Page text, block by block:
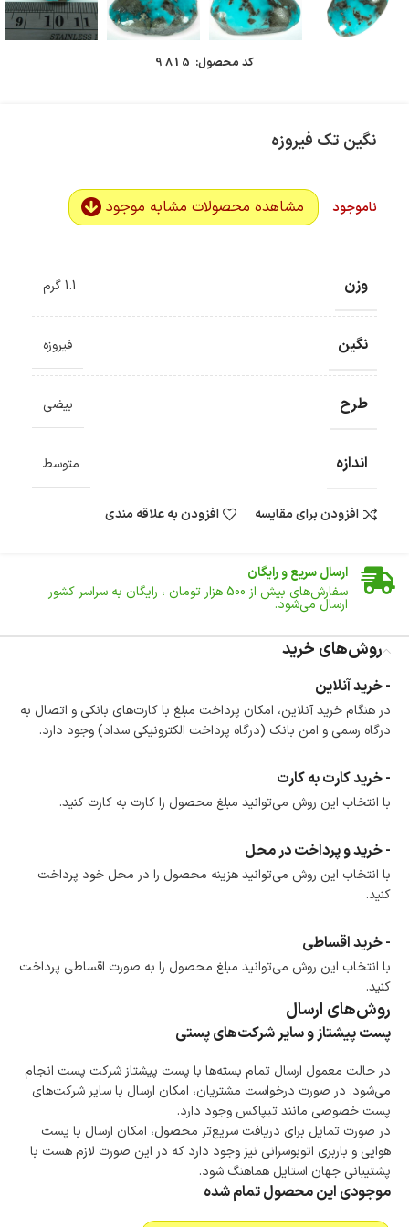
کد محصول: 9815
نگین تک فیروزه
ناموجود مشاهده محصولات مشابه موجود
وزن 1.1 گرم
نگین فیروزه
طرح بیضی
اندازه متوسط
افزودن برای مقایسه افزودن به علاقه مندی
ضمانت اصالت کالا
ارسال سریع و رایگان
سفارش‌های بیش از 500 هزار تومان ، رایگان به سراسر کشور
ارسال می‌شود.
تا 14 روز پس از تحویل کالا می‌توانید آن را برگشت دهید.
امکان پرداخت در محل
در هنگام خرید محصول، امکان انتخاب پرداخت در محل
وجود دارد.
امکان پرداخت اقساطی
است.
ضمانت اصالت کالا
گارانتی معتبر برای تمامی محصولات ارائه می‌شود.
روش‌های خرید
- خرید آنلاین
در هنگام خرید آنلاین، امکان پرداخت مبلغ با کارت‌های بانکی و اتصال به
درگاه رسمی و امن بانک (درگاه پرداخت الکترونیکی سداد) وجود دارد.
- خرید کارت به کارت
با انتخاب این روش می‌توانید مبلغ محصول را کارت به کارت کنید.
- خرید و پرداخت در محل
با انتخاب این روش می‌توانید هزینه محصول را در محل خود پرداخت
کنید.
- خرید اقساطی
با انتخاب این روش می‌توانید مبلغ محصول را به صورت اقساطی پرداخت
کنید.
روش‌های ارسال
پست پیشتاز و سایر شرکت‌های پستی
در حالت معمول ارسال تمام بسته‌ها با پست پیشتاز شرکت پست انجام
می‌شود. در صورت درخواست مشتریان، امکان ارسال با سایر شرکت‌های
پست خصوصی مانند تیپاکس وجود دارد.
در صورت تمایل برای دریافت سریع‌تر محصول، امکان ارسال با پست
هوایی و باربری اتوبوسرانی نیز وجود دارد که در این صورت لازم هست با
پشتیبانی جهان استایل هماهنگ شود.
موجودی این محصول تمام شده